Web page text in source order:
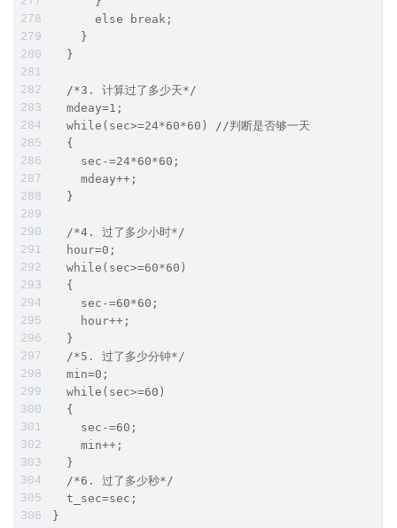
      else break;
    }
  }
  /*3. 计算过了多少天*/
  mdeay=1;
  while(sec>=24*60*60) //判断是否够一天
  {
    sec-=24*60*60;
    mdeay++;
  }
  /*4. 过了多少小时*/
  hour=0;
  while(sec>=60*60)
  {
    sec-=60*60;
    hour++;
  }
  /*5. 过了多少分钟*/
  min=0;
  while(sec>=60)
  {
    sec-=60;
    min++;
  }
  /*6. 过了多少秒*/
  t_sec=sec;
}